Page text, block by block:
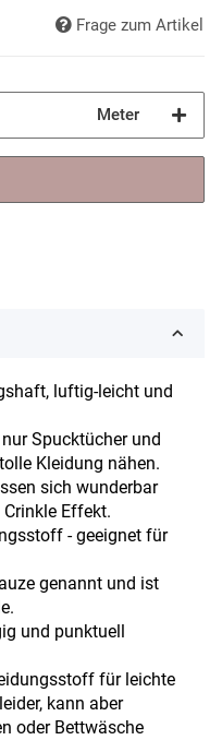
Frage zum Artikel
Meter
luftig-leicht und
Spucktücher und
Kleidung nähen.
sich wunderbar
Effekt.
- geeignet für
genannt und ist
und punktuell
für leichte
kann aber
oder Bettwäsche